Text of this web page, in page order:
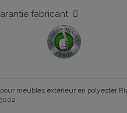
fabricant
meubles extérieur en polyester